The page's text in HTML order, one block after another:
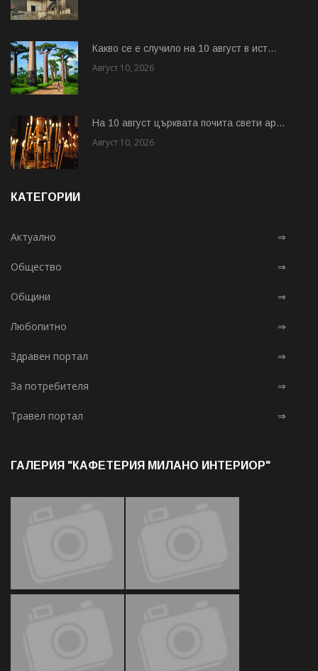
Какво се е случило на 10 август в ист...
Август 10, 2026
На 10 август църквата почита свети ар...
Август 10, 2026
КАТЕГОРИИ
Актуално ⇒
Общество ⇒
Общини ⇒
Любопитно ⇒
Здравен портал ⇒
За потребителя ⇒
Травел портал ⇒
ГАЛЕРИЯ "КАФЕТЕРИЯ МИЛАНО ИНТЕРИОР"